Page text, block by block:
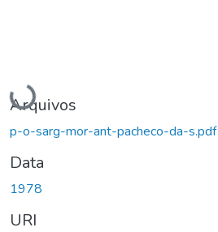
Carregando...
Arquivos
p-o-sarg-mor-ant-pacheco-da-s.pdf
Data
1978
URI